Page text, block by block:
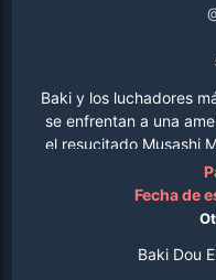
Baki y los luchadores
se enfrentan a una
el resucitado Musashi
Fecha de
Baki Dou